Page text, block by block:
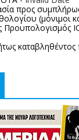
προς
(μόνιμοι
Προυπολογισμός